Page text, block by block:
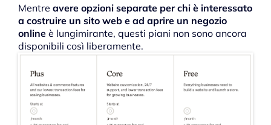
Mentre avere opzioni separate per chi è interessato
a costruire un sito web e ad aprire un negozio
online è lungimirante, questi piani non sono ancora
disponibili così liberamente.